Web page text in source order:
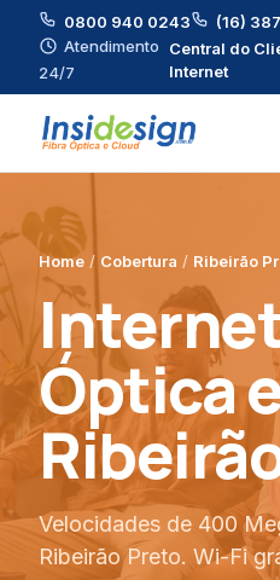
0800 940 0243
(16)
Atendimento
24/7
Central do
Internet
Home / Cobertura / Ribeirão
Óptica
Velocidades de 400
Ribeirão Preto. Wi-Fi